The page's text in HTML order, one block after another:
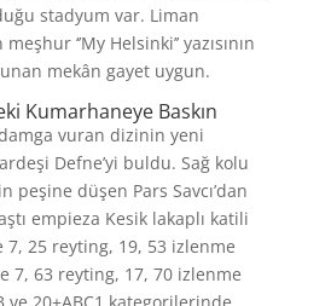
stadyum var. Liman
‘’My Helsinki’’ yazısının
mekân gayet uygun.
Kumarhaneye Baskın
vuran dizinin yeni
Defne’yi buldu. Sağ kolu
peşine düşen Pars Savcı’dan
empieza Kesik lakaplı katili
7, 25 reyting, 19, 53 izlenme
7, 63 reyting, 17, 70 izlenme